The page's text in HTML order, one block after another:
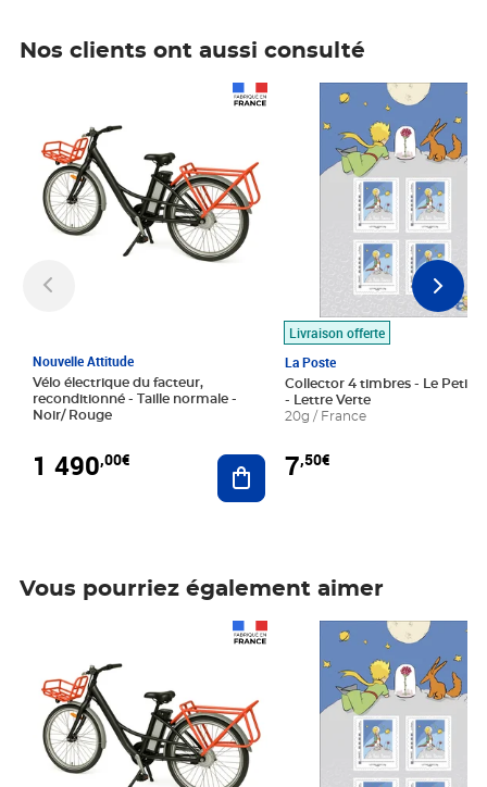
Nos clients ont aussi consulté
Nouvelle Attitude
Vélo électrique du facteur,
reconditionné - Taille normale -
Noir/ Rouge
1 490,00€ Ajouter au panier
Livraison offerte
La Poste
Collector 4 timbres - Le Petit
- Lettre Verte
20g / France
7,50€
Prix 7,50€
Vous pourriez également aimer
Prix 7,50€